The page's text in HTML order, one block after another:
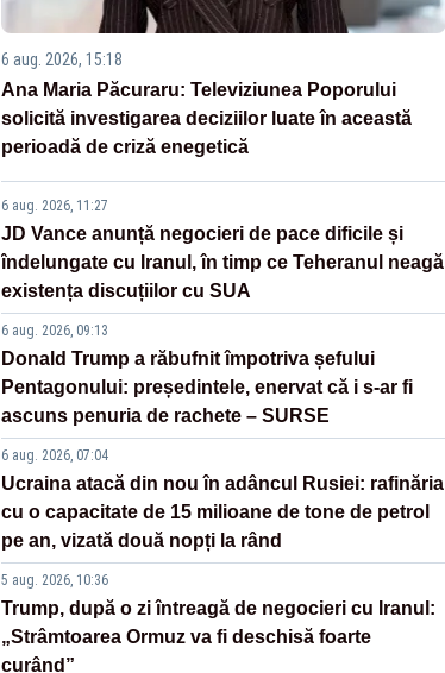
6 aug. 2026, 15:18
Ana Maria Păcuraru: Televiziunea Poporului
solicită investigarea deciziilor luate în această
perioadă de criză enegetică
6 aug. 2026, 11:27
JD Vance anunță negocieri de pace dificile și
îndelungate cu Iranul, în timp ce Teheranul neagă
existența discuțiilor cu SUA
6 aug. 2026, 09:13
Donald Trump a răbufnit împotriva șefului
Pentagonului: președintele, enervat că i s-ar fi
ascuns penuria de rachete – SURSE
6 aug. 2026, 07:04
Ucraina atacă din nou în adâncul Rusiei: rafinăria
cu o capacitate de 15 milioane de tone de petrol
pe an, vizată două nopți la rând
5 aug. 2026, 10:36
Trump, după o zi întreagă de negocieri cu Iranul:
„Strâmtoarea Ormuz va fi deschisă foarte
curând”